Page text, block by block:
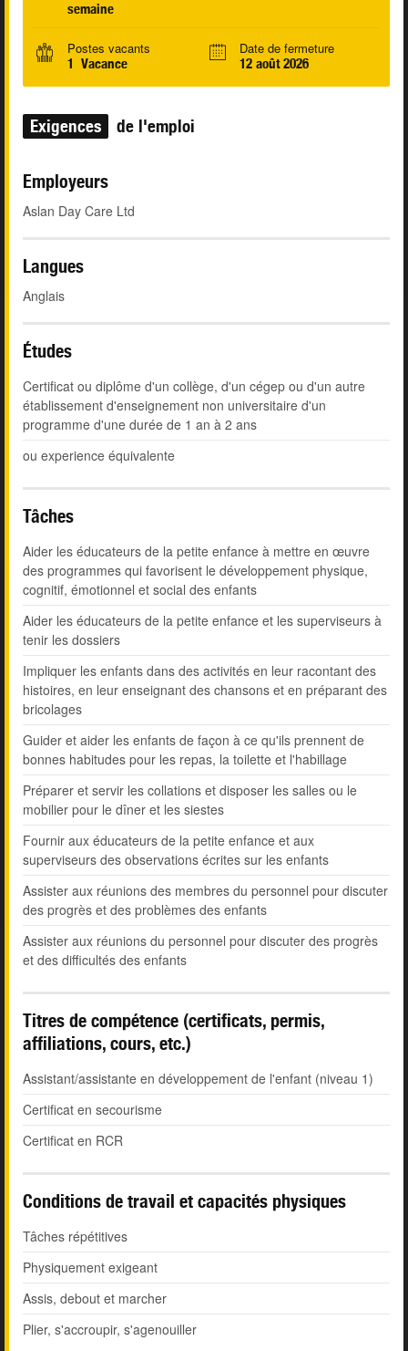
semaine
Postes vacants
1 Vacance
Date de fermeture
12 août 2026
Exigences de l'emploi
Employeurs
Aslan Day Care Ltd
Langues
Anglais
Études
Certificat ou diplôme d'un collège, d'un cégep ou d'un autre
établissement d'enseignement non universitaire d'un
programme d'une durée de 1 an à 2 ans
ou experience équivalente
Tâches
Aider les éducateurs de la petite enfance à mettre en œuvre
des programmes qui favorisent le développement physique,
cognitif, émotionnel et social des enfants
Aider les éducateurs de la petite enfance et les superviseurs à
tenir les dossiers
Impliquer les enfants dans des activités en leur racontant des
histoires, en leur enseignant des chansons et en préparant des
bricolages
Guider et aider les enfants de façon à ce qu'ils prennent de
bonnes habitudes pour les repas, la toilette et l'habillage
Préparer et servir les collations et disposer les salles ou le
mobilier pour le dîner et les siestes
Fournir aux éducateurs de la petite enfance et aux
superviseurs des observations écrites sur les enfants
Assister aux réunions des membres du personnel pour discuter
des progrès et des problèmes des enfants
Assister aux réunions du personnel pour discuter des progrès
et des difficultés des enfants
Titres de compétence (certificats, permis,
affiliations, cours, etc.)
Assistant/assistante en développement de l'enfant (niveau 1)
Certificat en secourisme
Certificat en RCR
Conditions de travail et capacités physiques
Tâches répétitives
Physiquement exigeant
Assis, debout et marcher
Plier, s'accroupir, s'agenouiller